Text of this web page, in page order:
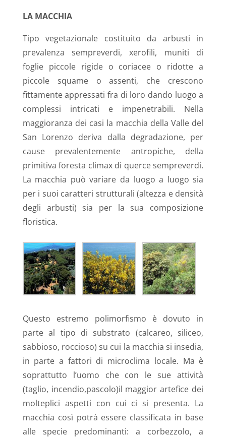
LA MACCHIA
Tipo vegetazionale costituito da arbusti in
prevalenza sempreverdi, xerofili, muniti di
foglie piccole rigide o coriacee o ridotte a
piccole squame o assenti, che crescono
fittamente appressati fra di loro dando luogo a
complessi intricati e impenetrabili. Nella
maggioranza dei casi la macchia della Valle del
San Lorenzo deriva dalla degradazione, per
cause prevalentemente antropiche, della
primitiva foresta climax di querce sempreverdi.
La macchia può variare da luogo a luogo sia
per i suoi caratteri strutturali (altezza e densità
degli arbusti) sia per la sua composizione
floristica.
Questo estremo polimorfismo è dovuto in
parte al tipo di substrato (calcareo, siliceo,
sabbioso, roccioso) su cui la macchia si insedia,
in parte a fattori di microclima locale. Ma è
soprattutto l’uomo che con le sue attività
(taglio, incendio,pascolo)il maggior artefice dei
molteplici aspetti con cui ci si presenta. La
macchia così potrà essere classificata in base
alle specie predominanti: a corbezzolo, a